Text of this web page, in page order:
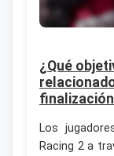
¿Qué
Los
Racing 2 a